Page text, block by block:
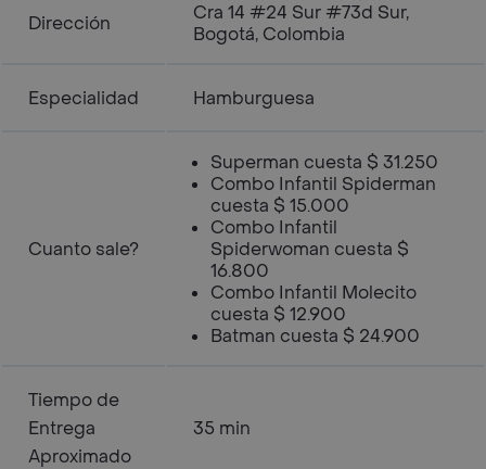
Dirección
Cra 14 #24 Sur #73d Sur,
Bogotá, Colombia
Especialidad Hamburguesa
Cuanto sale?
Superman cuesta $ 31.250
Combo Infantil Spiderman
cuesta $ 15.000
Combo Infantil
Spiderwoman cuesta $
16.800
Combo Infantil Molecito
cuesta $ 12.900
Batman cuesta $ 24.900
Tiempo de
Entrega
Aproximado
35 min